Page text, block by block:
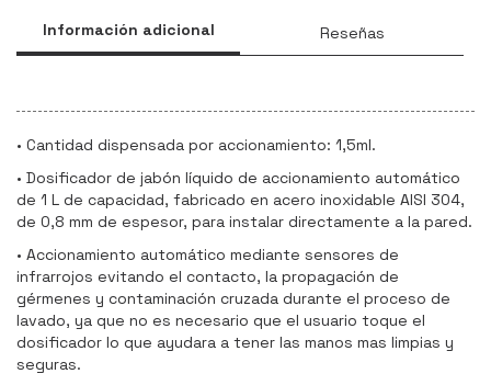
Información adicional Reseñas
• Cantidad dispensada por accionamiento: 1,5ml.
• Dosificador de jabón líquido de accionamiento automático
de 1 L de capacidad, fabricado en acero inoxidable AISI 304,
de 0,8 mm de espesor, para instalar directamente a la pared.
• Accionamiento automático mediante sensores de
infrarrojos evitando el contacto, la propagación de
gérmenes y contaminación cruzada durante el proceso de
lavado, ya que no es necesario que el usuario toque el
dosificador lo que ayudara a tener las manos mas limpias y
seguras.